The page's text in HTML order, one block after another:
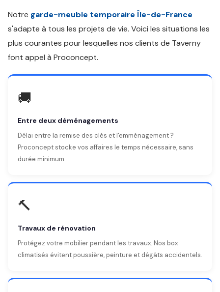
Notre garde-meuble temporaire Île-de-France
s'adapte à tous les projets de vie. Voici les situations les
plus courantes pour lesquelles nos clients de Taverny
font appel à Proconcept.
🚚
Entre deux déménagements
Délai entre la remise des clés et l'emménagement ?
Proconcept stocke vos affaires le temps nécessaire, sans
durée minimum.
🔨
Travaux de rénovation
Protégez votre mobilier pendant les travaux. Nos box
climatisés évitent poussière, peinture et dégâts accidentels.